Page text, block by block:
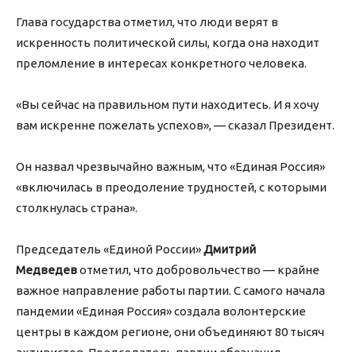
Глава государства отметил, что люди верят в
искренность политической силы, когда она находит
преломление в интересах конкретного человека.
«Вы сейчас на правильном пути находитесь. И я хочу
вам искренне пожелать успехов», — сказал Президент.
Он назвал чрезвычайно важным, что «Единая Россия»
«включилась в преодоление трудностей, с которыми
столкнулась страна».
Председатель «Единой России»Дмитрий
Медведевотметил, что добровольчество — крайне
важное направление работы партии. С самого начала
пандемии «Единая Россия» создала волонтерские
центры в каждом регионе, они объединяют 80 тысяч